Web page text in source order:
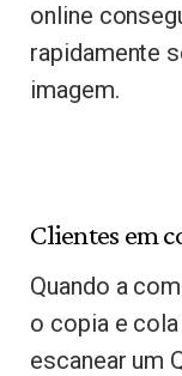
online
rapidamente
imagem.
Clientes em
Quando a
o copia e
escanear um